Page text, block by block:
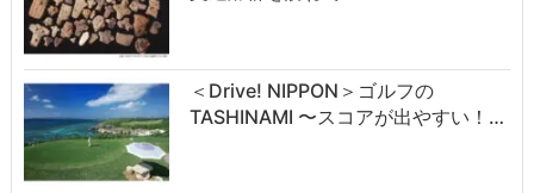
＜Drive! NIPPON＞ゴルフの
TASHINAMI 〜スコアが出やすい！…